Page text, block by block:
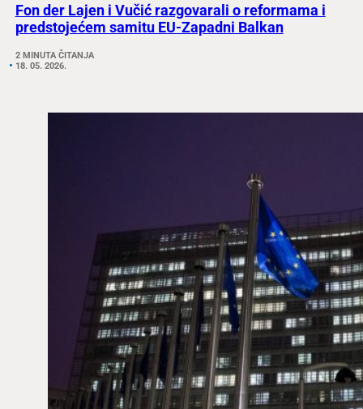
Fon der Lajen i Vučić razgovarali o reformama i
predstojećem samitu EU-Zapadni Balkan
2 MINUTA ČITANJA
18. 05. 2026.